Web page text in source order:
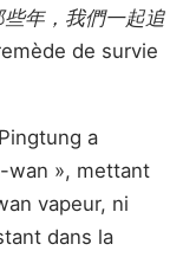
些年，我們一起追
de survie
a
wan », mettant
vapeur, ni
dans la